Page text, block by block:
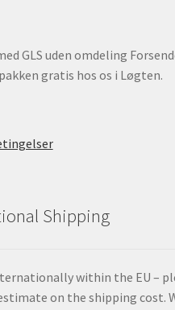
GLS uden omdeling
gratis hos os i Løgten.
Shipping
within the EU –
on the shipping cost.